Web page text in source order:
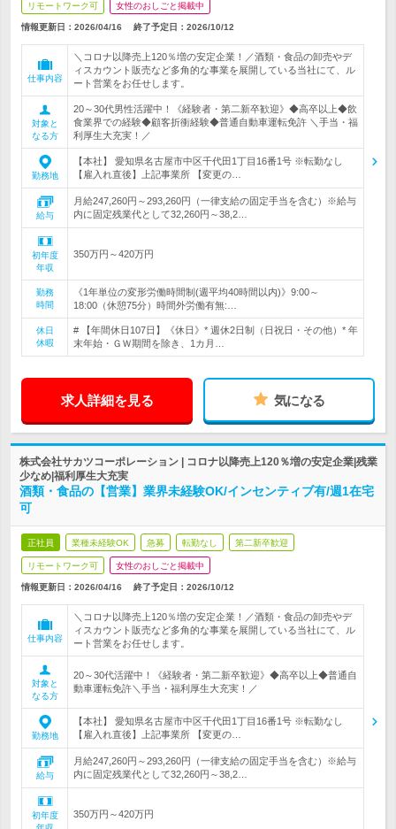
リモートワーク可 女性のおしごと掲載中
情報更新日：2026/04/16 終了予定日： 2026/10/12
仕事内容
＼コロナ以降売上120％増の安定企業！／酒類・食品の卸売やデ
ィスカウント販売など多角的な事業を展開している当社にて、ル
ート営業をお任せします。
対象と
なる方
20～30代男性活躍中！《経験者・第二新卒歓迎》◆高卒以上◆飲
食業界での経験◆顧客折衝経験◆普通自動車運転免許 ＼手当・福
利厚生大充実！／
勤務地
【本社】 愛知県名古屋市中区千代田1丁目16番1号 ※転勤なし
【雇入れ直後】上記事業所 【変更の…
給与
月給247,260円～293,260円（一律支給の固定手当を含む）※給与
内に固定残業代として32,260円～38,2…
初年度
年収
350万円～420万円
勤務
時間
《1年単位の変形労働時間制(週平均40時間以内)》9:00～
18:00（休憩75分）時間外労働有無:…
休日
休暇
# 【年間休日107日】《休日》* 週休2日制（日祝日・その他）* 年
末年始・ＧＷ期間を除き、1カ月…
求人詳細を見る 気になる
株式会社サカツコーポレーション | コロナ以降売上120％増の安定企業|残業
少なめ|福利厚生大充実
酒類・食品の【営業】業界未経験OK/インセンティブ有/週1在宅
可
正社員 業種未経験OK 急募 転勤なし 第二新卒歓迎
リモートワーク可 女性のおしごと掲載中
情報更新日：2026/04/16 終了予定日： 2026/10/12
仕事内容
＼コロナ以降売上120％増の安定企業！／酒類・食品の卸売やデ
ィスカウント販売など多角的な事業を展開している当社にて、ル
ート営業をお任せします。
対象と
なる方
20～30代活躍中！《経験者・第二新卒歓迎》◆高卒以上◆普通自
動車運転免許＼手当・福利厚生大充実！／
勤務地
【本社】 愛知県名古屋市中区千代田1丁目16番1号 ※転勤なし
【雇入れ直後】上記事業所 【変更の…
給与
月給247,260円～293,260円（一律支給の固定手当を含む）※給与
内に固定残業代として32,260円～38,2…
初年度
350万円～420万円